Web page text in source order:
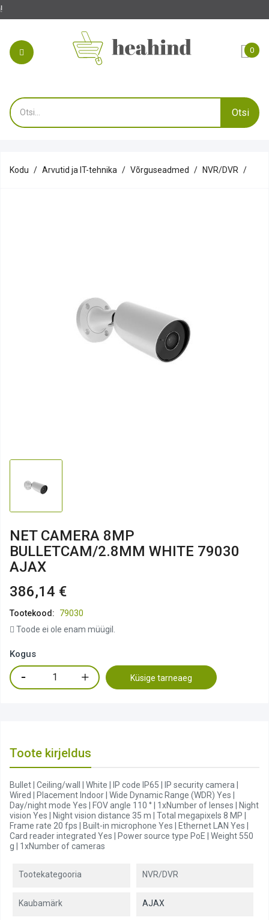
0
Otsi
Kodu Arvutid ja IT-tehnika Võrguseadmed NVR/DVR
NET CAMERA 8MP
BULLETCAM/2.8MM WHITE 79030
AJAX
386,14 €
Tootekood:
79030
Toode ei ole enam müügil.
Kogus
Küsige tarneaeg
Toote kirjeldus
Bullet | Ceiling/wall | White | IP code IP65 | IP security camera |
Wired | Placement Indoor | Wide Dynamic Range (WDR) Yes |
Day/night mode Yes | FOV angle 110 ° | 1xNumber of lenses | Night
vision Yes | Night vision distance 35 m | Total megapixels 8 MP |
Frame rate 20 fps | Built-in microphone Yes | Ethernet LAN Yes |
Card reader integrated Yes | Power source type PoE | Weight 550
g | 1xNumber of cameras
Tootekategooria NVR/DVR
Kaubamärk AJAX